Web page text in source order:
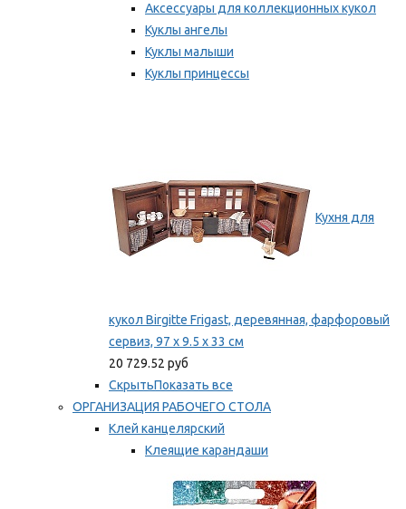
Аксессуары для коллекционных кукол
Куклы ангелы
Куклы малыши
Куклы принцессы
Кухня для
кукол Birgitte Frigast, деревянная, фарфоровый
сервиз, 97 x 9.5 x 33 см
20 729.52 руб
СкрытьПоказать все
ОРГАНИЗАЦИЯ РАБОЧЕГО СТОЛА
Клей канцелярский
Клеящие карандаши
Мы рекомендуем